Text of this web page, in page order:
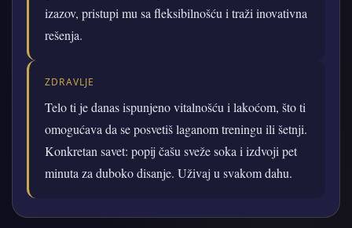
izazov, pristupi mu sa fleksibilnošću i traži inovativna
rešenja.
ZDRAVLJE
Telo ti je danas ispunjeno vitalnošću i lakoćom, što ti
omogućava da se posvetiš laganom treningu ili šetnji.
Konkretan savet: popij čašu sveže soka i izdvoji pet
minuta za duboko disanje. Uživaj u svakom dahu.